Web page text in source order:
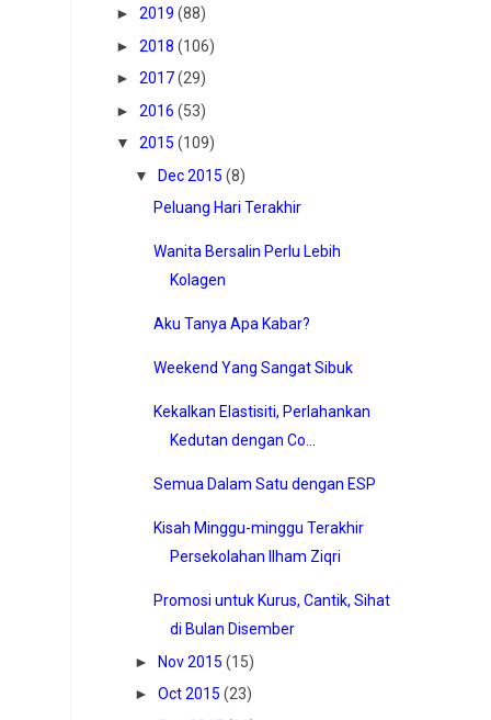
► 2019 (88)
► 2018 (106)
► 2017(29)
► 2016 (53)
▼
2015 (109)
▼
Dec 2015 (8)
Peluang Hari Terakhir
Wanita Bersalin Perlu Lebih
Kolagen
Aku Tanya Apa Kabar?
Weekend Yang Sangat Sibuk
Kekalkan Elastisiti, Perlahankan
Kedutan dengan Co...
Semua Dalam Satu dengan ESP
Kisah Minggu-minggu Terakhir
Persekolahan Ilham Ziqri
Promosi untuk Kurus, Cantik, Sihat
di Bulan Disember
►
Nov 2015 (15)
► Oct 2015 (23)